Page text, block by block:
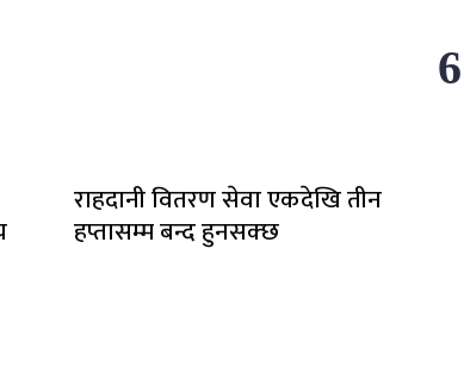
राहदानी वितरण सेवा एकदेखि तीन
हप्तासम्म बन्द हुनसक्छ